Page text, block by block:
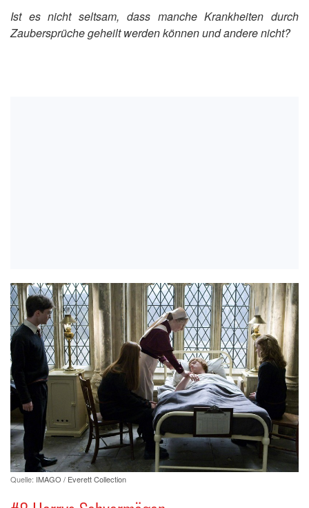
Ist es nicht seltsam, dass manche Krankheiten durch
Zaubersprüche geheilt werden können und andere nicht?
Quelle: IMAGO / Everett Collection